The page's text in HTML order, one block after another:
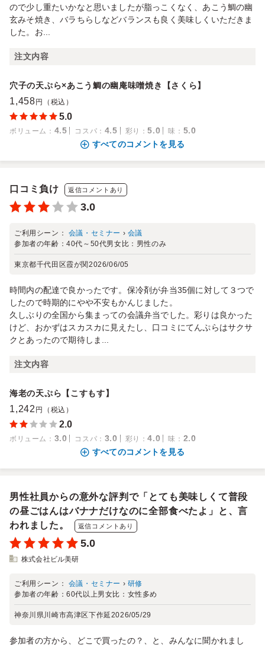
ので少し重たいかなと思いましたが脂っこくなく、あこう鯛の幽
玄みそ焼き、バラちらしなどバランスも良く美味しくいただきま
した。お...
注文内容
穴子の天ぷら×あこう鯛の幽庵味噌焼き【さくら】
1,458 円（税込）
5.0
ボリューム ： 4.5 コスパ ： 4.5 彩り ：5.0 味 ： 5.0
すべてのコメントを見る
口コミ負け 返信コメントあり
3.0
ご利用シーン： 会議・セミナー › 会議
参加者の年齢：40代～50代男女比： 男性のみ
東京都千代田区霞が関2026/06/05
時間内の配達で良かったです。保冷剤が弁当35個に対して３つで
したので時期的にやや不安もかんじました。
久しぶりの全国から集まっての会議弁当でした。彩りは良かった
けど、おかずはスカスカに見えたし、口コミにてんぷらはサクサ
クとあったので期待しま...
注文内容
海老の天ぷら【こすもす】
1,242 円（税込）
2.0
ボリューム ： 3.0 コスパ ： 3.0 彩り ：4.0 味 ： 2.0
すべてのコメントを見る
男性社員からの意外な評判で「とても美味しくて普段
の昼ごはんはバナナだけなのに全部食べたよ」と、言
われました。
返信コメントあり
5.0
株式会社ビル美研
ご利用シーン： 会議・セミナー › 研修
参加者の年齢：60代以上男女比： 女性多め
神奈川県川崎市高津区下作延2026/05/29
参加者の方から、どこで買ったの？、と、みんなに聞かれまし